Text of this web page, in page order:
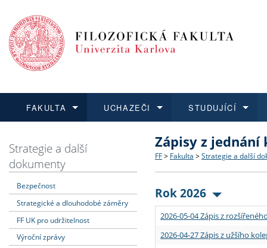
FAKULTA
Dozvědět se více
Struktura a historie
Strategie a další
Podpora a benefity pro
Absolventi fakulty
UCHAZEČI
Podat přihlášku
Co studovat a jak se
Učitelské studijní
Informace k průběhu
STUDUJÍCÍ
Dozvědět se více
Bakalářské a magisterské
Doktorské studium
Rigorózní řízení
Dozvědět se více
O vědě a výzkumu na FF
Akademické kvalifikace
Granty a projekty
Dozvědět se více
Aktuální nabídky a
Vyjíždějící studenti
Přijíždějící studenti
Vyjíždějící zaměstnanci
Strategie a další
dokumenty
Bezpečnost
Strategické a dlouhodobé záměry
FF UK pro udržitelnost
Výroční zprávy
Zápisy z jednání
FF > Fakulta > Strategie a další
Rok 2026
2026-05-04 Zápis z
2026-04-27 Zápis z užšího